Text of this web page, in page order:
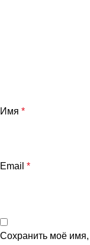
Имя *
Email *
Сохранить моё имя,